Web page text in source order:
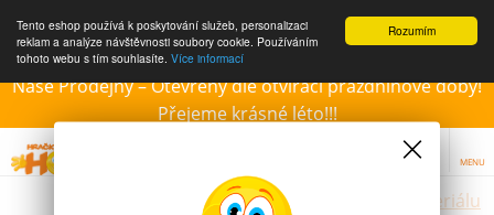
Rozumím
Tento eshop používá k poskytování služeb, personalizaci
reklam a analýze návštěvnosti soubory cookie. Používáním
tohoto webu s tím souhlasíte. Více informací
Naše Prodejny – Otevřeny dle otvírací prázdninové doby!
Přejeme krásné léto!!!
MENU
Hračky dle materiálu